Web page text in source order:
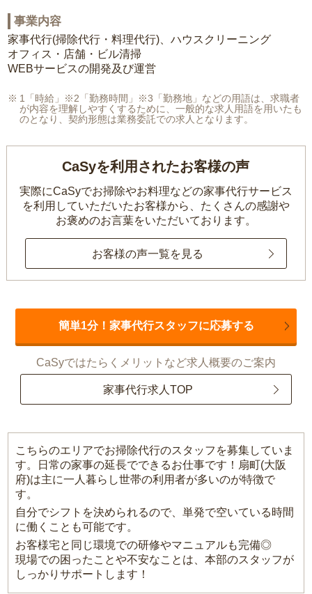
事業内容
家事代行(掃除代行・料理代行)、ハウスクリーニング
オフィス・店舗・ビル清掃
WEBサービスの開発及び運営
1「時給」※2「勤務時間」※3「勤務地」などの用語は、求職者
が内容を理解しやすくするために、一般的な求人用語を用いたも
のとなり、契約形態は業務委託での求人となります。
CaSyを利用されたお客様の声
実際にCaSyでお掃除やお料理などの家事代行サービス
を利用していただいたお客様から、 たくさんの感謝や
お褒めのお言葉をいただいております。
お客様の声一覧を見る
簡単1分！家事代行スタッフに応募する
CaSyではたらくメリットなど求人概要のご案内
家事代行求人TOP
こちらのエリアでお掃除代行のスタッフを募集していま
す。日常の家事の延長でできるお仕事です！扇町(大阪
府)は主に一人暮らし世帯の利用者が多いのが特徴で
す。
自分でシフトを決められるので、単発で空いている時間
に働くことも可能です。
お客様宅と同じ環境での研修やマニュアルも完備◎
現場での困ったことや不安なことは、本部のスタッフが
しっかりサポートします！